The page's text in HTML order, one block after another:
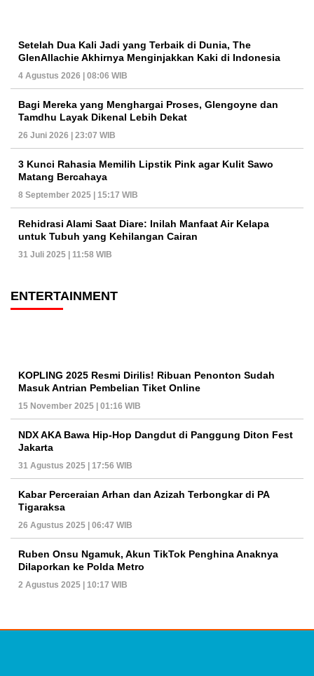
Setelah Dua Kali Jadi yang Terbaik di Dunia, The
GlenAllachie Akhirnya Menginjakkan Kaki di Indonesia
4 Agustus 2026 | 08:06 WIB
Bagi Mereka yang Menghargai Proses, Glengoyne dan
Tamdhu Layak Dikenal Lebih Dekat
26 Juni 2026 | 23:07 WIB
3 Kunci Rahasia Memilih Lipstik Pink agar Kulit Sawo
Matang Bercahaya
8 September 2025 | 15:17 WIB
Rehidrasi Alami Saat Diare: Inilah Manfaat Air Kelapa
untuk Tubuh yang Kehilangan Cairan
31 Juli 2025 | 11:58 WIB
ENTERTAINMENT
KOPLING 2025 Resmi Dirilis! Ribuan Penonton Sudah
Masuk Antrian Pembelian Tiket Online
15 November 2025 | 01:16 WIB
NDX AKA Bawa Hip-Hop Dangdut di Panggung Diton Fest
Jakarta
31 Agustus 2025 | 17:56 WIB
Kabar Perceraian Arhan dan Azizah Terbongkar di PA
Tigaraksa
26 Agustus 2025 | 06:47 WIB
Ruben Onsu Ngamuk, Akun TikTok Penghina Anaknya
Dilaporkan ke Polda Metro
2 Agustus 2025 | 10:17 WIB